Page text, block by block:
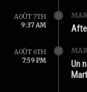
AOÛT 7TH
9:37 AM
AOÛT 6TH
7:59 PM
Un